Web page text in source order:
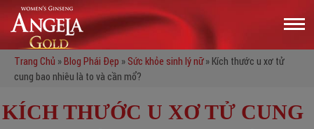
Trang Chủ »Blog Phái Đẹp » Sức khỏe sinh lý nữ» Kích thước u xơ tử
cung bao nhiêu là to và cần mổ?
KÍCH THƯỚC U XƠ TỬ CUNG